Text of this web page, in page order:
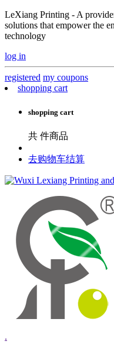
LeXiang Printing - A
solutions that empower the
technology
log in
registered my coupons
shopping cart
shopping cart
共 件商品
去购物车结算
.